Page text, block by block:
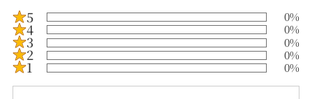
5 0%
4 0%
3 0%
2 0%
1 0%